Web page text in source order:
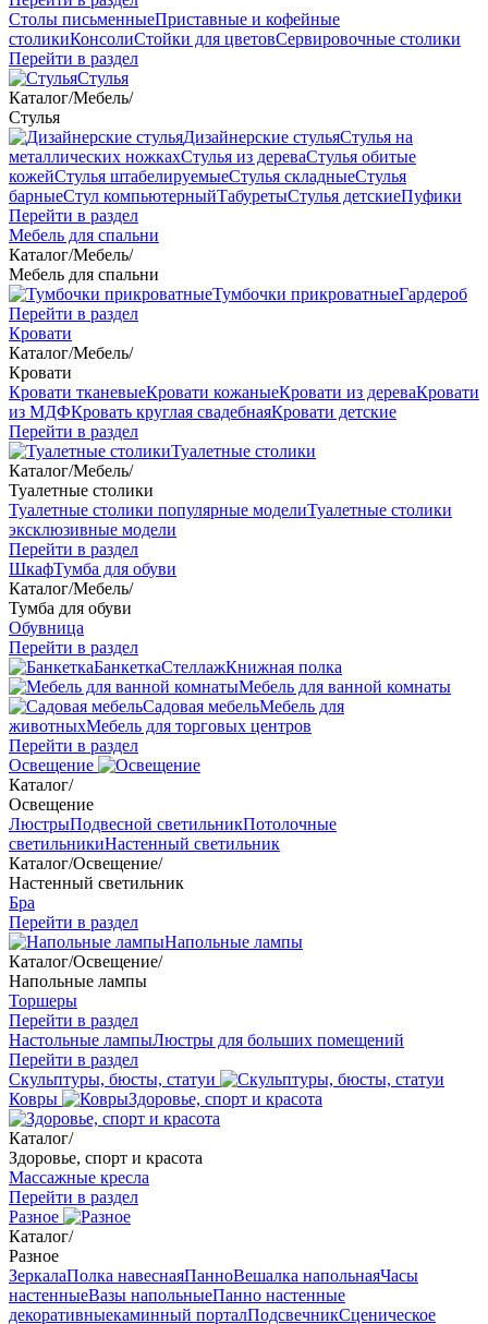
Столы письменныеПриставные и кофейные
столикиКонсолиСтойки для цветовСервировочные столики
Перейти в раздел
Стулья
Каталог/Мебель/
Стулья
Дизайнерские стульяСтулья на
металлических ножкахСтулья из дереваСтулья обитые
кожейСтулья штабелируемыеСтулья складныеСтулья
барныеСтул компьютерныйТабуретыСтулья детскиеПуфики
Перейти в раздел
Мебель для спальни
Каталог/Мебель/
Мебель для спальни
Тумбочки прикроватныеГардероб
Перейти в раздел
Кровати
Каталог/Мебель/
Кровати
Кровати тканевыеКровати кожаныеКровати из дереваКровати
из МДФКровать круглая свадебнаяКровати детские
Перейти в раздел
Туалетные столики
Каталог/Мебель/
Туалетные столики
Туалетные столики популярные моделиТуалетные столики
эксклюзивные модели
Перейти в раздел
ШкафТумба для обуви
Каталог/Мебель/
Тумба для обуви
Обувница
Перейти в раздел
БанкеткаСтеллажКнижная полка
Мебель для ванной комнаты
Садовая мебельМебель для
животныхМебель для торговых центров
Перейти в раздел
Освещение
Каталог/
Освещение
ЛюстрыПодвесной светильникПотолочные
светильникиНастенный светильник
Каталог/Освещение/
Настенный светильник
Бра
Перейти в раздел
Напольные лампы
Каталог/Освещение/
Напольные лампы
Торшеры
Перейти в раздел
Настольные лампыЛюстры для больших помещений
Перейти в раздел
Скульптуры, бюсты, статуи
Ковры
Здоровье, спорт и красота
Каталог/
Здоровье, спорт и красота
Массажные кресла
Перейти в раздел
Разное
Каталог/
Разное
ЗеркалаПолка навеснаяПанноВешалка напольнаяЧасы
настенныеВазы напольныеПанно настенные
декоративныекаминный порталПодсвечникСценическое